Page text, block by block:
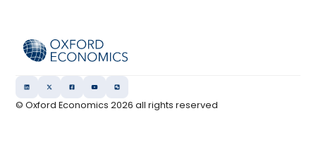
© Oxford Economics2026 all rights reserved